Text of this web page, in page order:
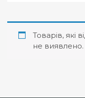
Товарів, які
не виявлено.